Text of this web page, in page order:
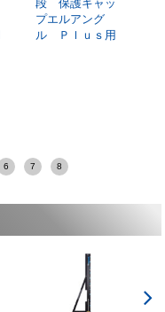
段 保護キャッ
プエルアング
ル Ｐｌｕｓ用
6 7 8